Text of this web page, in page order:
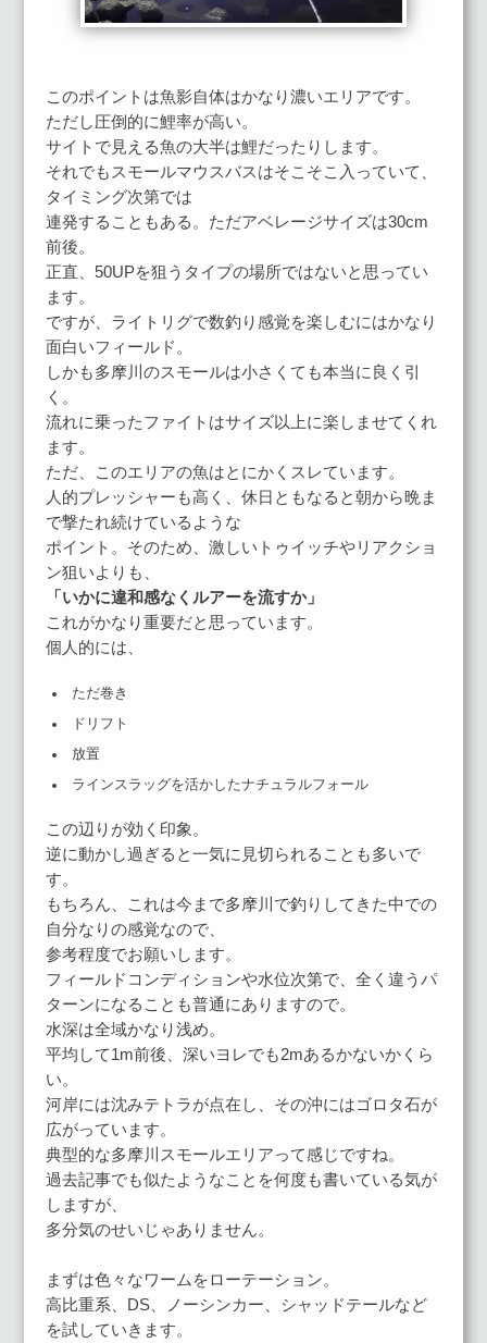
このポイントは魚影自体はかなり濃いエリアです。
ただし圧倒的に鯉率が高い。
サイトで見える魚の大半は鯉だったりします。
それでもスモールマウスバスはそこそこ入っていて、
タイミング次第では
連発することもある。ただアベレージサイズは30cm
前後。
正直、50UPを狙うタイプの場所ではないと思ってい
ます。
ですが、ライトリグで数釣り感覚を楽しむにはかなり
面白いフィールド。
しかも多摩川のスモールは小さくても本当に良く引
く。
流れに乗ったファイトはサイズ以上に楽しませてくれ
ます。
ただ、このエリアの魚はとにかくスレています。
人的プレッシャーも高く、休日ともなると朝から晩ま
で撃たれ続けているような
ポイント。そのため、激しいトゥイッチやリアクショ
ン狙いよりも、
「いかに違和感なくルアーを流すか」
これがかなり重要だと思っています。
個人的には、
ただ巻き
ドリフト
放置
ラインスラッグを活かしたナチュラルフォール
この辺りが効く印象。
逆に動かし過ぎると一気に見切られることも多いで
す。
もちろん、これは今まで多摩川で釣りしてきた中での
自分なりの感覚なので、
参考程度でお願いします。
フィールドコンディションや水位次第で、全く違うパ
ターンになることも普通にありますので。
水深は全域かなり浅め。
平均して1m前後、深いヨレでも2mあるかないかくら
い。
河岸には沈みテトラが点在し、その沖にはゴロタ石が
広がっています。
典型的な多摩川スモールエリアって感じですね。
過去記事でも似たようなことを何度も書いている気が
しますが、
多分気のせいじゃありません。
まずは色々なワームをローテーション。
高比重系、DS、ノーシンカー、シャッドテールなど
を試していきます。